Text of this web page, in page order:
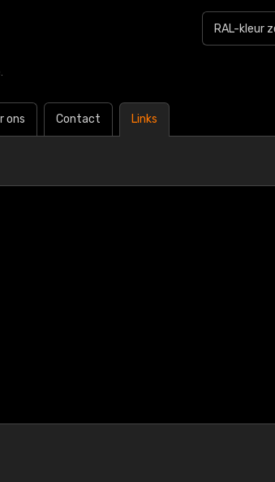
ons Contact Links